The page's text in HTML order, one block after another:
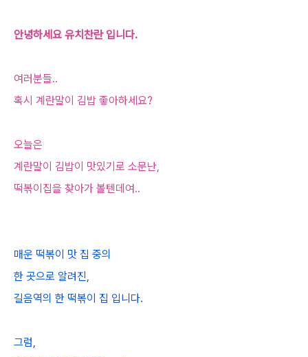
안녕하세요 유치찬란 입니다.
여러분들..
혹시 계란말이 김밥 좋아하세요?
오늘은
계란말이 김밥이 맛있기로 소문난,
떡볶이집을 찾아가 볼텐데여..
매운 떡볶이 맛 집 중의
한 곳으로 알려진,
길음역의 한 떡볶이 집 입니다.
그럼,